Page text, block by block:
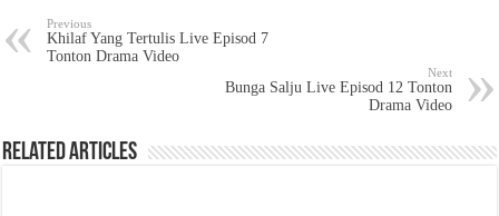
Previous
Khilaf Yang Tertulis Live Episod 7
Tonton Drama Video
Next
Bunga Salju Live Episod 12 Tonton
Drama Video
Related Articles